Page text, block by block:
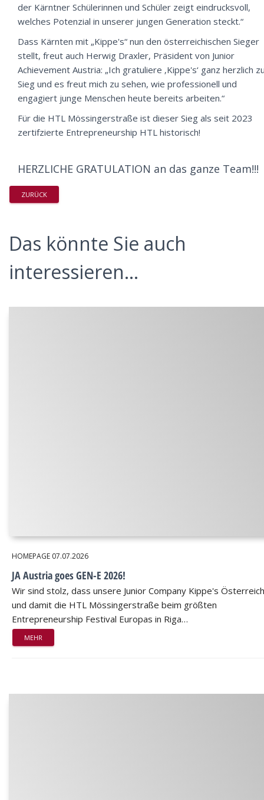
der Kärntner Schülerinnen und Schüler zeigt eindrucksvoll,
welches Potenzial in unserer jungen Generation steckt.“
Dass Kärnten mit „Kippe's“ nun den österreichischen Sieger
stellt, freut auch Herwig Draxler, Präsident von Junior
Achievement Austria: „Ich gratuliere ‚Kippe's‘ ganz herzlich
Sieg und es freut mich zu sehen, wie professionell und
engagiert junge Menschen heute bereits arbeiten.“
Für die HTL Mössingerstraße ist dieser Sieg als seit 2023
zertifzierte Entrepreneurship HTL historisch!
HERZLICHE GRATULATION an das ganze Team!!!
ZURÜCK
Das könnte Sie auch
interessieren...
HOMEPAGE 07.07.2026
JA Austria goes GEN-E 2026!
Wir sind stolz, dass unsere Junior Company Kippe's Österreich
und damit die HTL Mössingerstraße beim größten
Entrepreneurship Festival Europas in Riga…
MEHR